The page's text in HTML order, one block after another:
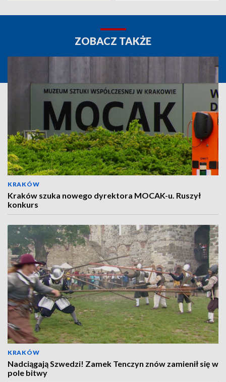
ZOBACZ TAKŻE
KRAKÓW
Kraków szuka nowego dyrektora MOCAK-u. Ruszył
konkurs
KRAKÓW
Nadciągają Szwedzi! Zamek Tenczyn znów zamienił się w
pole bitwy